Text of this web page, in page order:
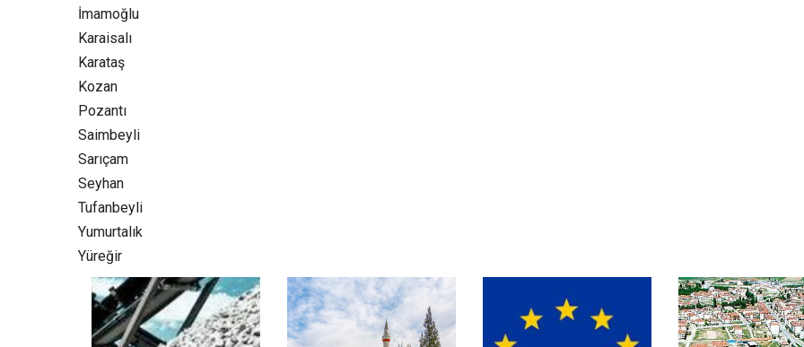
İmamoğlu
Karaisalı
Karataş
Kozan‎
Pozantı‎
Saimbeyli
Sarıçam
Seyhan
Tufanbeyli‎
Yumurtalık‎
Yüreğir